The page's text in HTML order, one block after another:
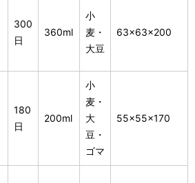
300
日
360ml
小
麦・
大豆
63×63×200
180
日
200ml
小
麦・
大
豆・
ゴマ
55×55×170